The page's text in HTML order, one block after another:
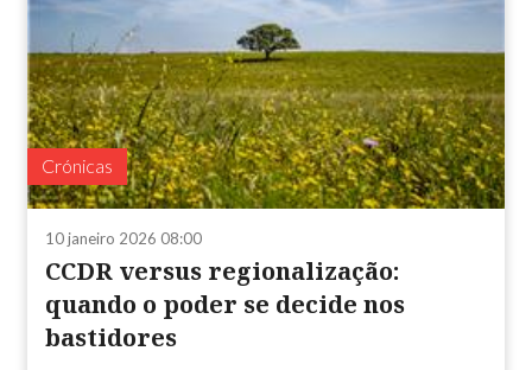
Crónicas
10 janeiro 2026 08:00
CCDR versus regionalização:
quando o poder se decide nos
bastidores